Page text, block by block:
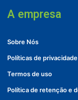
A empresa
Sobre Nós
Políticas de privacidade
Termos de uso
Política de retenção e